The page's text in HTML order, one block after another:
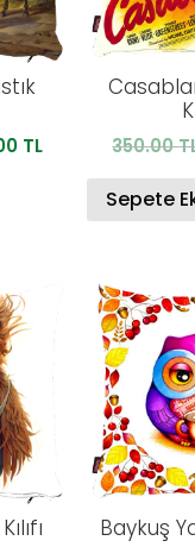
TL.
TLŞu
200.00 TL.
350.00
Sepete
Baykuş